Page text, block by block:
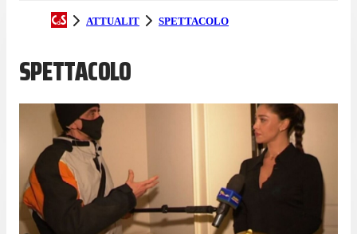
ATTUALIT SPETTACOLO
SPETTACOLO